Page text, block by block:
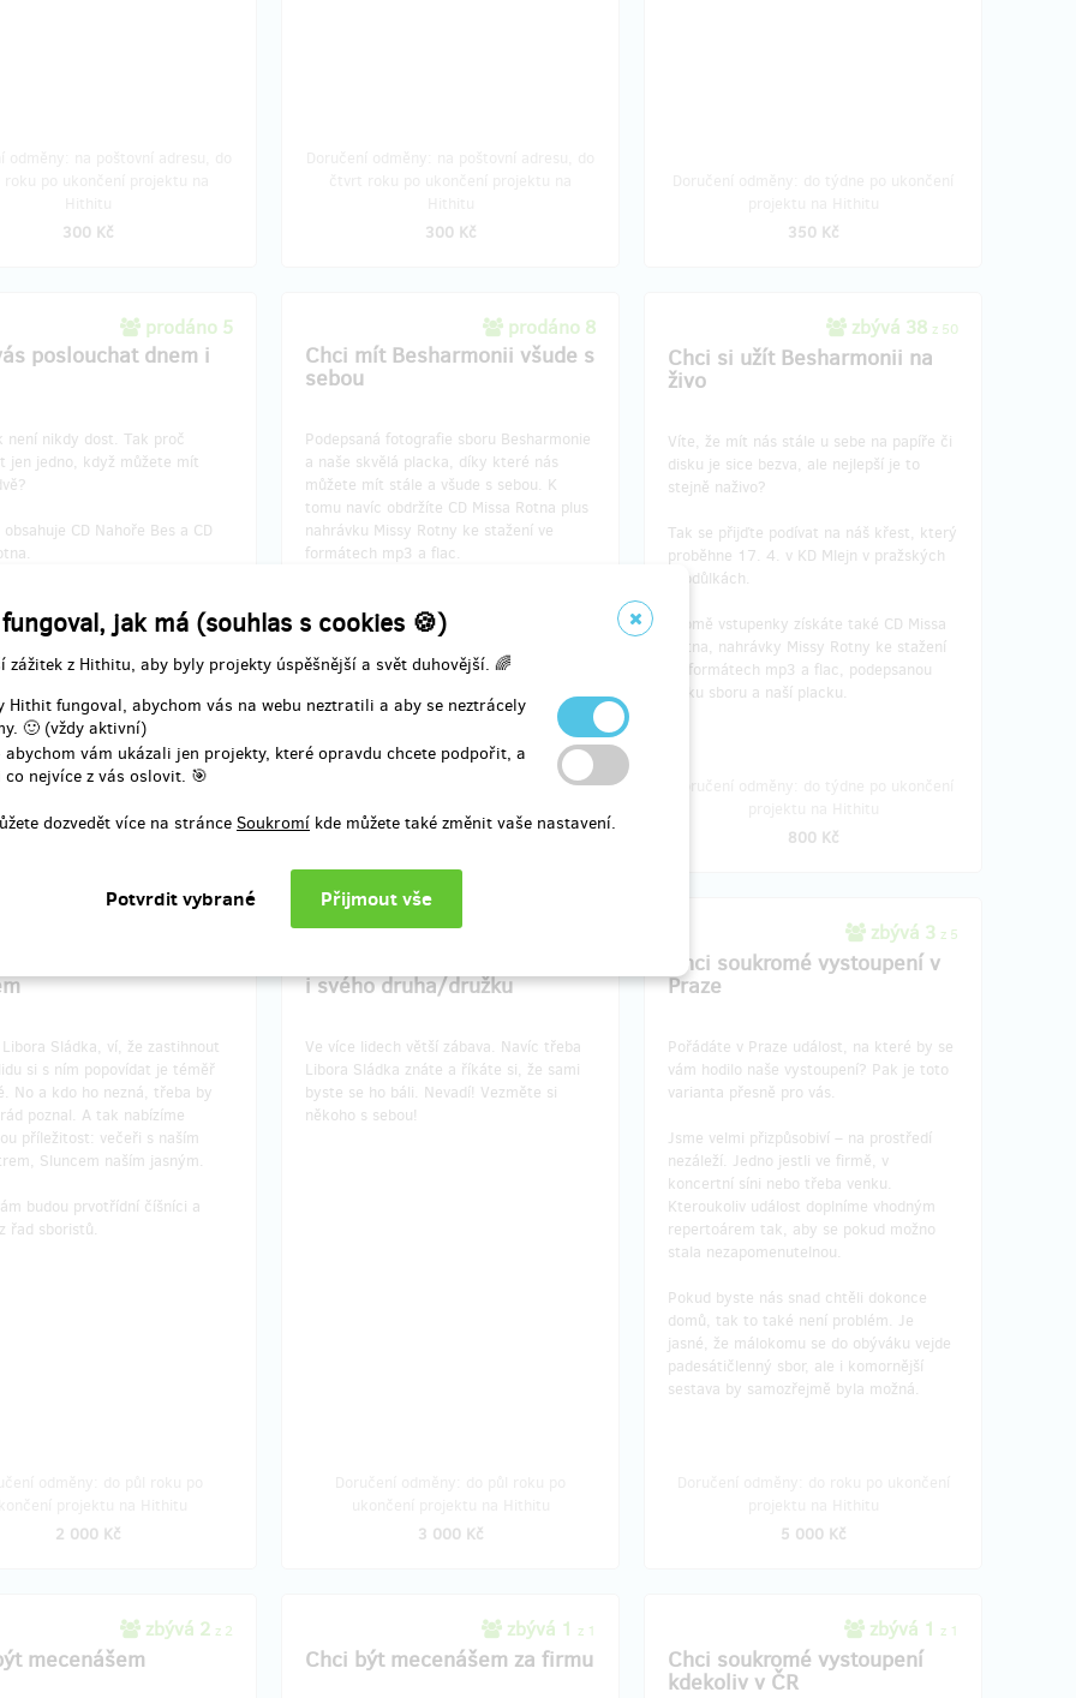
jak má (souhlas s cookies 🍪)
zážitek z Hithitu, aby byly projekty úspěšnější a svět duhovější. 🌈
fungoval, abychom vás na webu neztratili a aby se neztrácely
🙂 (vždy aktivní)
vám ukázali jen projekty, které opravdu chcete podpořit, a
nejvíce z vás oslovit. 🎯
dozvedět více na stránce Soukromí kde můžete také změnit vaše nastavení.
300 Kč
300 Kč
350 Kč
prodáno 5
poslouchat dnem i
není nikdy dost. Tak proč
jen jedno, když můžete mít
obsahuje CD Nahoře Bes a CD
odměny: na poštovní adresu, do
po ukončení projektu na
prodáno 8
Chci mít Besharmonii všude s
sebou
Podepsaná fotografie sboru Besharmonie
a naše skvělá placka, díky které nás
můžete mít stále a všude s sebou. K
tomu navíc obdržíte CD Missa Rotna plus
nahrávku Missy Rotny ke stažení ve
formátech mp3 a flac.
dostávají do všech koutů republiky, kdoví,
Doručení odměny: na poštovní adresu, do
čtvrt roku po ukončení projektu na
zbývá 38 z 50
Chci si užít Besharmonii na
živo
Víte, že mít nás stále u sebe na papíře či
disku je sice bezva, ale nejlepší je to
stejně naživo?
Tak se přijďte podívat na náš křest, který
proběhne 17. 4. v KD Mlejn v pražských
Stodůlkách.
Kromě vstupenky získáte také CD Missa
Rotna, nahrávky Missy Rotny ke stažení
ve formátech mp3 a flac, podepsanou
fotku sboru a naší placku.
800 Kč
Libora Sládka, ví, že zastihnout
si s ním popovídat je téměř
No a kdo ho nezná, třeba by
poznal. A tak nabízíme
příležitost: večeři s naším
Sluncem naším jasným.
budou prvotřídní číšníci a
řad sboristů.
2 000 Kč
i svého druha/družku
Ve více lidech větší zábava. Navíc třeba
Libora Sládka znáte a říkáte si, že sami
byste se ho báli. Nevadí! Vezměte si
někoho s sebou!
3 000 Kč
zbývá 3 z 5
Chci soukromé vystoupení v
Praze
Pořádáte v Praze událost, na které by se
vám hodilo naše vystoupení? Pak je toto
varianta přesně pro vás.
Jsme velmi přizpůsobiví – na prostředí
nezáleží. Jedno jestli ve firmě, v
koncertní síni nebo třeba venku.
Kteroukoliv událost doplníme vhodným
repertoárem tak, aby se pokud možno
stala nezapomenutelnou.
Pokud byste nás snad chtěli dokonce
domů, tak to také není problém. Je
jasné, že málokomu se do obýváku vejde
padesátičlenný sbor, ale i komornější
sestava by samozřejmě byla možná.
5 000 Kč
zbývá 2 z 2
mecenášem
zbývá 1 z 1
Chci být mecenášem za firmu
zbývá 1 z 1
Chci soukromé vystoupení
kdekoliv v ČR